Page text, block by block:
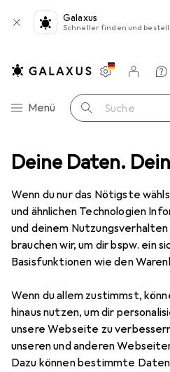
Deine Daten.
Wenn du nur das Nötigste
und ähnlichen Technologien
und deinem
brauchen wir, um dir bspw. ein
Basisfunktionen wie den
Wenn du allem zustimmst,
hinaus nutzen, um dir
unsere Webseite zu
unseren und anderen
Dazu können bestimmte
Galaxus
Schneller finden und
Navigation nach Kategorien
Menü Suche
Einstellungen
Kundenkonto
Vergleichslisten
Merklisten
Warenkorb
Wohnzimmer TV Möbel
EUR
167,35
vidaXL
Zubehör für
Hier findest du passendes
Jatenus aus der Kategorie